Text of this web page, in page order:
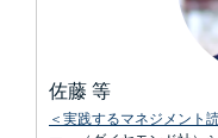
佐藤 等
＜実践するマネジメント